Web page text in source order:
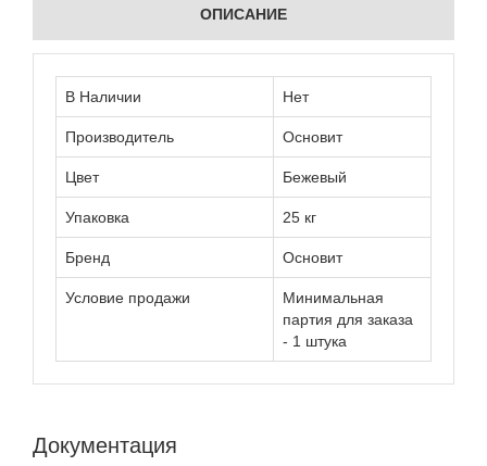
ОПИСАНИЕ
В Наличии Нет
Производитель Основит
Цвет Бежевый
Упаковка 25 кг
Бренд Основит
Условие продажи
Минимальная
партия для заказа
- 1 штука
Документация